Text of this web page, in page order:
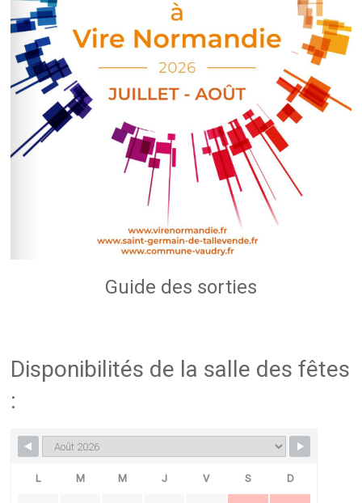
Guide des sorties
Disponibilités de la salle des fêtes
:
L M M J V S D